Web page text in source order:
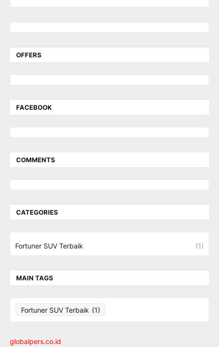
OFFERS
FACEBOOK
COMMENTS
CATEGORIES
Fortuner SUV Terbaik (1)
MAIN TAGS
Fortuner SUV Terbaik (1)
globalpers.co.id